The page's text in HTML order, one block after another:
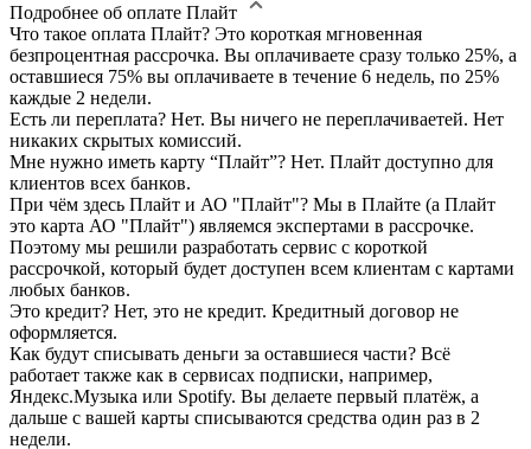
Подробнее об оплате Плайт
Что такое оплата Плайт? Это короткая мгновенная
безпроцентная рассрочка. Вы оплачиваете сразу только 25%, а
оставшиеся 75% вы оплачиваете в течение 6 недель, по 25%
каждые 2 недели.
Есть ли переплата? Нет. Вы ничего не переплачиваетей. Нет
никаких скрытых комиссий.
Мне нужно иметь карту “Плайт”? Нет. Плайт доступно для
клиентов всех банков.
При чём здесь Плайт и АО "Плайт"? Мы в Плайте (а Плайт
это карта АО "Плайт") являемся экспертами в рассрочке.
Поэтому мы решили разработать сервис с короткой
рассрочкой, который будет доступен всем клиентам с картами
любых банков.
Это кредит? Нет, это не кредит. Кредитный договор не
оформляется.
Как будут списывать деньги за оставшиеся части? Всё
работает также как в сервисах подписки, например,
Яндекс.Музыка или Spotify. Вы делаете первый платёж, а
дальше с вашей карты списываются средства один раз в 2
недели.